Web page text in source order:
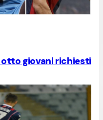
giovani richiesti